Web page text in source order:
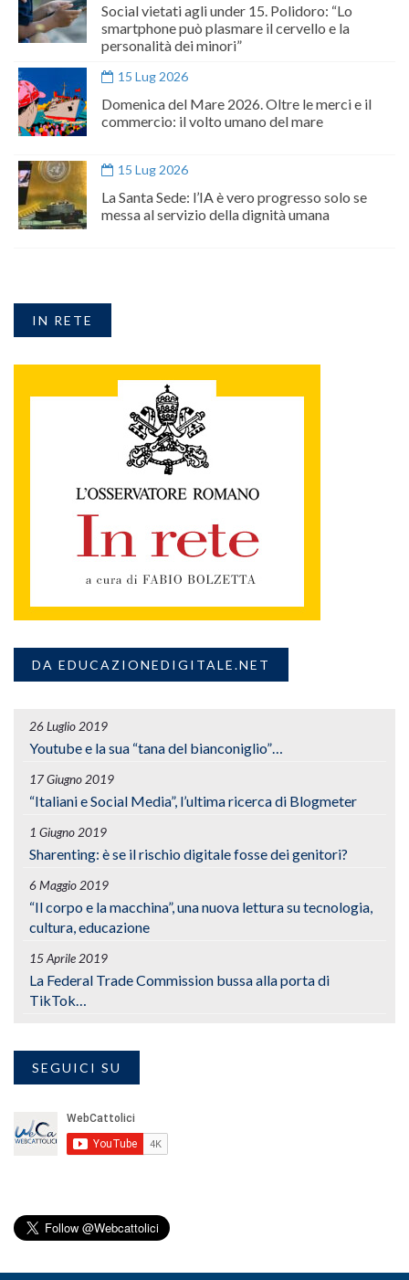
Social vietati agli under 15. Polidoro: “Lo
smartphone può plasmare il cervello e la
personalità dei minori”
15 Lug 2026
Domenica del Mare 2026. Oltre le merci e il
commercio: il volto umano del mare
15 Lug 2026
La Santa Sede: l’IA è vero progresso solo se
messa al servizio della dignità umana
IN RETE
DA EDUCAZIONEDIGITALE.NET
26 Luglio 2019
Youtube e la sua “tana del bianconiglio”…
17 Giugno 2019
“Italiani e Social Media”, l’ultima ricerca di Blogmeter
1 Giugno 2019
Sharenting: è se il rischio digitale fosse dei genitori?
6 Maggio 2019
“Il corpo e la macchina”, una nuova lettura su tecnologia,
cultura, educazione
15 Aprile 2019
La Federal Trade Commission bussa alla porta di
TikTok…
SEGUICI SU